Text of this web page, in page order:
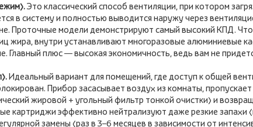
Это классический способ вентиляции, при котором
в систему и полностью выводится наружу через
Проточные модели демонстрируют самый высокий КПД.
жира, внутри устанавливают многоразовые алюминиевые
Главный плюс — высокая экономичность, ведь вам не
Идеальный вариант для помещений, где доступ к общей
Прибор засасывает воздух из комнаты,
жировой + угольный фильтр тонкой очистки) и
картриджи эффективно нейтрализуют даже резкие запахи
замены (раз в 3–6 месяцев в зависимости от